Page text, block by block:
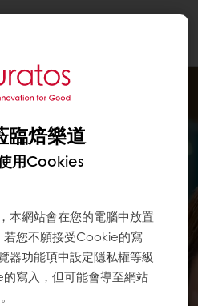
臨焙樂道
用Cookies
本網站會在您的電腦中放置
您不願接受Cookie的寫
器功能項中設定隱私權等級
寫入，但可能會導至網站